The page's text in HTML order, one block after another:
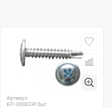
Артикул
БП-00002413шт